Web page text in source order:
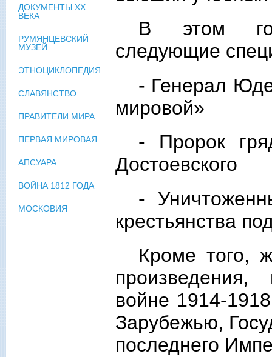
В этом
следующие
- Генерал
мировой»
- Пророк
Достоевского
-
крестьянства
Кроме того,
войне 1914-
Зарубежью,
последнего
ДОКУМЕНТЫ XX
ВЕКА
РУМЯНЦЕВСКИЙ
МУЗЕЙ
ЭТНОЦИКЛОПЕДИЯ
СЛАВЯНСТВО
ПРАВИТЕЛИ МИРА
ПЕРВАЯ МИРОВАЯ
АПСУАРА
ВОЙНА 1812 ГОДА
МОСКОВИЯ